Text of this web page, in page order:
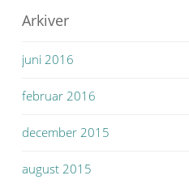
Arkiver
juni 2016
februar 2016
december 2015
august 2015